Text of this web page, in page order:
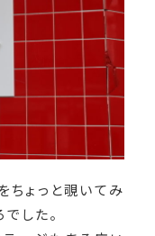
ちょっと覗いてみ
した。